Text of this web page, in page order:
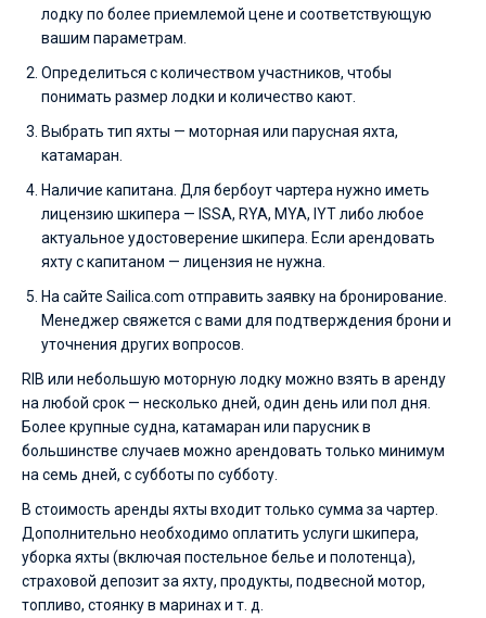
лодку по более приемлемой цене и соответствующую
вашим параметрам.
Определиться с количеством участников, чтобы
понимать размер лодки и количество кают.
Выбрать тип яхты — моторная или парусная яхта,
катамаран.
Наличие капитана. Для бербоут чартера нужно иметь
лицензию шкипера — ISSA, RYA, MYA, IYT либо любое
актуальное удостоверение шкипера. Если арендовать
яхту с капитаном — лицензия не нужна.
На сайте Sailica.com отправить заявку на бронирование.
Менеджер свяжется с вами для подтверждения брони и
уточнения других вопросов.
RIB или небольшую моторную лодку можно взять в аренду
на любой срок — несколько дней, один день или пол дня.
Более крупные судна, катамаран или парусник в
большинстве случаев можно арендовать только минимум
на семь дней, с субботы по субботу.
В стоимость аренды яхты входит только сумма за чартер.
Дополнительно необходимо оплатить услуги шкипера,
уборка яхты (включая постельное белье и полотенца),
страховой депозит за яхту, продукты, подвесной мотор,
топливо, стоянку в маринах и т. д.